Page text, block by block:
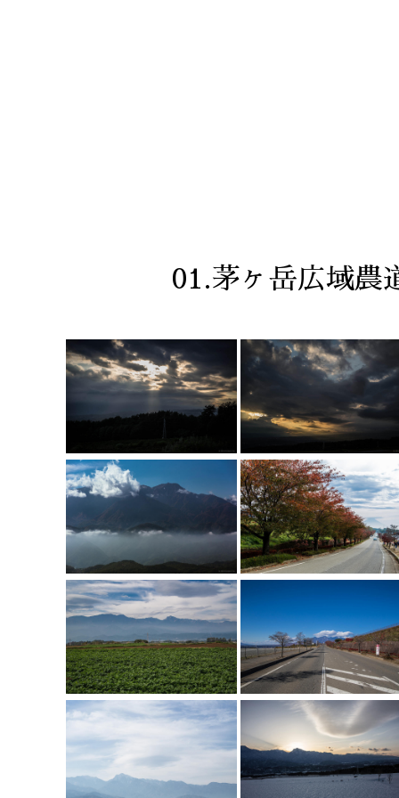
01.茅ヶ岳広域農